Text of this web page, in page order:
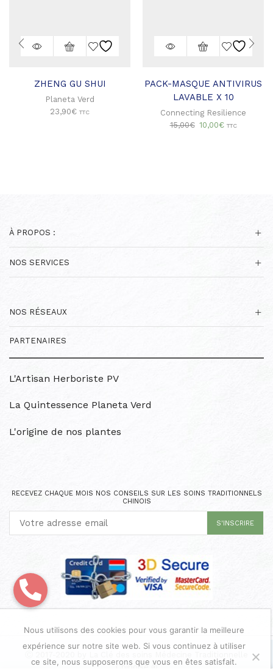
ZHENG GU SHUI
Planeta Verd
23,90€ TTC
PACK-MASQUE ANTIVIRUS
LAVABLE X 10
Connecting Resilience
15,00€ Le
10,00€Le
TTC
À PROPOS :
NOS SERVICES
NOS RÉSEAUX
PARTENAIRES
L'Artisan Herboriste PV
La Quintessence Planeta Verd
L'origine de nos plantes
RECEVEZ CHAQUE MOIS NOS CONSEILS SUR LES SOINS TRADITIONNELS
CHINOIS
Chinoise ®
Nous utilisons des cookies pour vous garantir la meilleure
expérience sur notre site web. Si vous continuez à utiliser
ce site, nous supposerons que vous en êtes satisfait.